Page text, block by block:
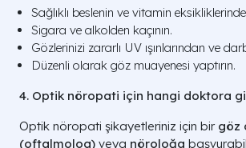
Sağlıklı beslenin ve vitamin
Sigara ve alkolden kaçının.
Gözlerinizi zararlı UV ışınlarından ve
Düzenli olarak göz muayenesi yaptırın.
4. Optik nöropati için hangi doktora
Optik nöropati şikayetleriniz için bir göz
(oftalmolog) veya nöroloğa